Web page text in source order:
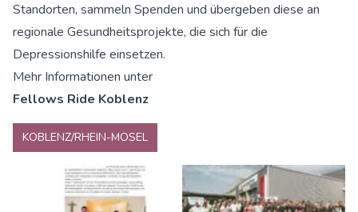
Standorten, sammeln Spenden und übergeben diese an
regionale Gesundheitsprojekte, die sich für die
Depressionshilfe einsetzen.
Mehr Informationen unter
Fellows Ride Koblenz
KOBLENZ/RHEIN-MOSEL